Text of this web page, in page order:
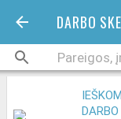
DARBO